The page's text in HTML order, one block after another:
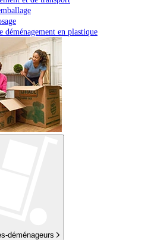
déménagement en plastique
déménageurs